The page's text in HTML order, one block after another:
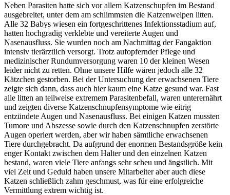
Neben Parasiten hatte sich vor allem Katzenschupfen im Bestand
ausgebreitet, unter dem am schlimmsten die Katzenwelpen litten.
Alle 32 Babys wiesen ein fortgeschrittenes Infektionsstadium auf,
hatten hochgradig verklebte und vereiterte Augen und
Nasenausfluss. Sie wurden noch am Nachmittag der Fangaktion
intensiv tierärztlich versorgt. Trotz aufopfernder Pflege und
medizinischer Rundumversorgung waren 10 der kleinen Wesen
leider nicht zu retten. Ohne unsere Hilfe wären jedoch alle 32
Kätzchen gestorben. Bei der Untersuchung der erwachsenen Tiere
zeigte sich dann, dass auch hier kaum eine Katze gesund war. Fast
alle litten an teilweise extremem Parasitenbefall, waren unterernährt
und zeigten diverse Katzenschnupfensymptome wie eitrig
entzündete Augen und Nasenausfluss. Bei einigen Katzen mussten
Tumore und Abszesse sowie durch den Katzenschnupfen zerstörte
Augen operiert werden, aber wir haben sämtliche erwachsenen
Tiere durchgebracht. Da aufgrund der enormen Bestandsgröße kein
enger Kontakt zwischen dem Halter und den einzelnen Katzen
bestand, waren viele Tiere anfangs sehr scheu und ängstlich. Mit
viel Zeit und Geduld haben unsere Mitarbeiter aber auch diese
Katzen schließlich zahm geschmust, was für eine erfolgreiche
Vermittlung extrem wichtig ist.